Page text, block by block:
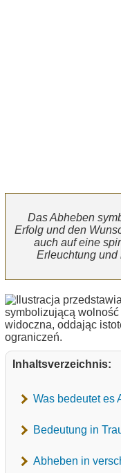
Das Abheben
Erfolg und den
auch auf eine
Erleuchtung und
Inhaltsverzeichnis:
Was bedeutet es
Bedeutung in
Abheben in